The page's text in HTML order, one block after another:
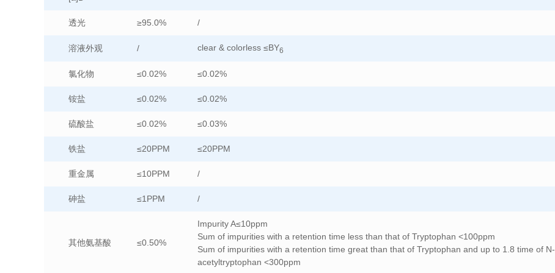
透光 ≥95.0% /
溶液外观 / clear & colorless ≤BY6
氯化物 ≤0.02% ≤0.02%
铵盐 ≤0.02% ≤0.02%
硫酸盐 ≤0.02% ≤0.03%
铁盐 ≤20PPM ≤20PPM
重金属 ≤10PPM /
砷盐 ≤1PPM /
其他氨基酸 ≤0.50%
Impurity A≤10ppm
Sum of impurities with a retention time less than that of Tryptophan <100ppm
Sum of impurities with a retention time great than that of Tryptophan and up to 1.8 time of N-
acetyltryptophan <300ppm